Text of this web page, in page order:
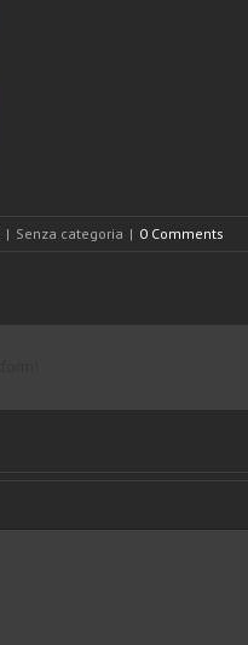
| Senza categoria | 0 Comments